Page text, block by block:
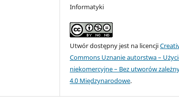
Informatyki
Utwór dostępny jest na licencji
Commons Uznanie autorstwa –
niekomercyjne – Bez utworów
4.0 Międzynarodowe.